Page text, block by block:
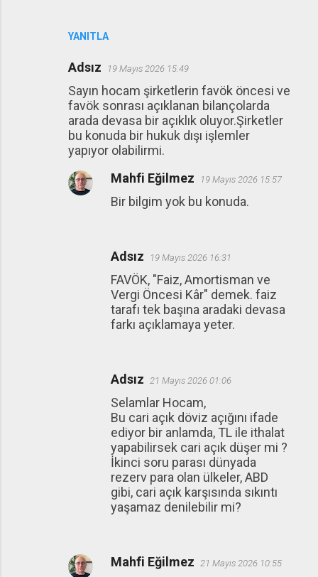
YANITLA
Adsız 19 Mayıs 2026 15:49
Sayın hocam şirketlerin favök öncesi ve
favök sonrası açıklanan bilançolarda
arada devasa bir açıklık oluyor.Şirketler
bu konuda bir hukuk dışı işlemler
yapıyor olabilirmi.
Mahfi Eğilmez 19 Mayıs 2026 15:57
Bir bilgim yok bu konuda.
Adsız 19 Mayıs 2026 16:31
FAVÖK, "Faiz, Amortisman ve
Vergi Öncesi Kâr" demek. faiz
tarafı tek başına aradaki devasa
farkı açıklamaya yeter.
Adsız 21 Mayıs 2026 01:06
Selamlar Hocam,
Bu cari açık döviz açığını ifade
ediyor bir anlamda, TL ile ithalat
yapabilirsek cari açık düşer mi ?
İkinci soru parası dünyada
rezerv para olan ülkeler, ABD
gibi, cari açık karşısında sıkıntı
yaşamaz denilebilir mi?
Mahfi Eğilmez 21 Mayıs 2026 10:55